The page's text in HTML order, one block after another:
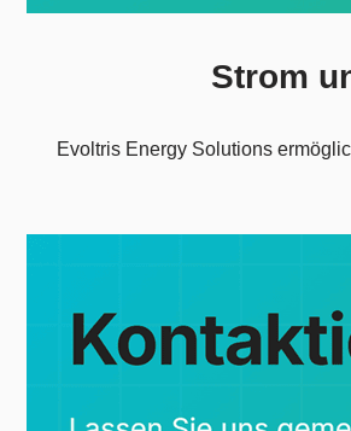
Strom
Evoltris Energy Solutions